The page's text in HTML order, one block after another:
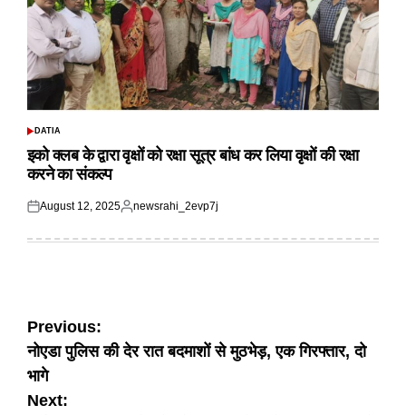
POSTED
DATIA
इको क्लब के द्वारा वृक्षों को रक्षा सूत्र बांध कर लिया वृक्षों की रक्षा
करने का संकल्प
Posted
August 12, 2025
Posted
newsrahi_2evp7j
Post
navigation
Previous:
नोएडा पुलिस की देर रात बदमाशों से मुठभेड़, एक गिरफ्तार, दो
भागे
Next: